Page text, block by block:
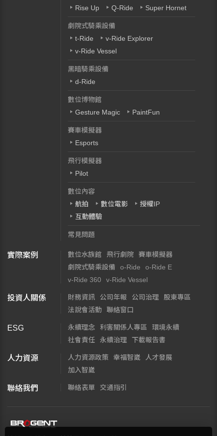
Rise Up
Q-Ride Super Hornet
劇院式騎乘設備
t-Ride
v-Ride Explorer
v-Ride Vessel
黑暗騎乘設備
d-Ride
數位博物館
Gesture Magic
PaintFun
賽車模擬器
Esports
飛行模擬器
Pilot
數位內容
航拍
數位電影
授權IP
互動體驗
常見問題
實際案例 數位水族館 飛行劇院
賽車模擬器
劇院式騎乘設備
o-Ride
o-Ride E
v-Ride 360
v-Ride Vessel
投資人關係 財務資訊 公司年報 公司治理
股東專區
法說會活動
聯絡窗口
ESG 永續理念 利害關係人專區
環境永續
社會責任
永續治理 下載報告書
人力資源 人力資源政策 幸福智崴
人才發展
加入智崴
聯絡我們 聯絡表單 交通指引